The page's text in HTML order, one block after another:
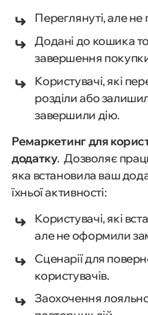
Переглянуті, але не
Додані до кошика
завершення
Користувачі, які
розділи або
завершили дію.
Ремаркетинг для
додатку. Дозволяє
яка встановила ваш
їхньої активності:
Користувачі, які
але не оформили
Сценарії для
користувачів.
Заохочення